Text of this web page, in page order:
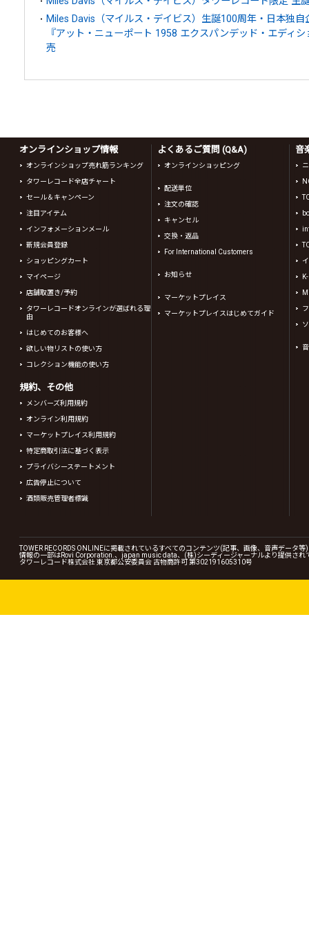
Miles Davis（マイルス・デイビス）生誕100周年・日本独
『アット・ニューポート 1958 エクスパンデッド・エディ
売
オンラインショップ情報
オンラインショップ売れ筋ランキング
タワーレコード全店チャート
セール＆キャンペーン
注目アイテム
インフォメーションメール
新規会員登録
ショッピングカート
マイページ
店舗取置き/予約
タワーレコードオンラインが選ばれる理
由
はじめてのお客様へ
欲しい物リストの使い方
コレクション機能の使い方
規約、その他
メンバーズ利用規約
オンライン利用規約
マーケットプレイス利用規約
特定商取引法に基づく表示
プライバシーステートメント
広告停止について
酒類販売管理者標識
よくあるご質問 (Q&A)
オンラインショッピング
配送単位
注文の確認
キャンセル
交換・返品
For International Customers
お知らせ
マーケットプレイス
マーケットプレイスはじめてガイド
音
TOWER RECORDS ONLINEに掲載されているすべてのコンテンツ(記事、画像、音声データ
情報の一部はRovi Corporation.、japan music data、(株)シーディージャーナルより提供され
タワーレコード株式会社 東京都公安委員会 古物商許可 第302191605310号